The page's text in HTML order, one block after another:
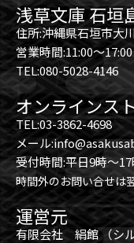
浅草文庫 石垣
住所:沖縄県石垣市大
営業時間:11:00～17:00
TEL:080-5028-4146
オンラインス
TEL:03-3862-4698
メール
受付時間:平日9時～17
時間外のお問い合せは
運営元
有限会社 絹館 （シ